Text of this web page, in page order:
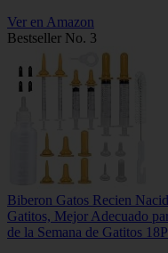
Ver en Amazon
Bestseller No. 3
Biberon Gatos Recien
Gatitos, Mejor Adecuado
de la Semana de Gatitos